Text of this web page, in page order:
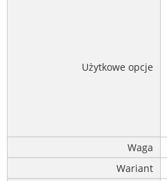
Użytkowe opcje
Waga
Wariant